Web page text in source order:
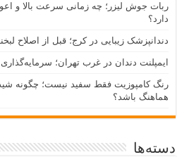
ربات جوش لیزر؛ چه زمانی سرعت بالا و
دارد؟
دندانپزشک زیبایی در کرج؛ قبل از اصلاح
ایمپلنت دندان در غرب تهران؛ سرمایه‌گذاری
رنگ کامپوزیت فقط سفید نیست؛ چگونه
هماهنگ باشد؟
دسته‌ها